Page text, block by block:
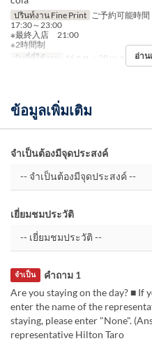
ปรินท์งาน Fine Print
ご予約可能時間
17:30～23:00
※最終入店 21:00
※2時間制
วันที่ที่ใช้งาน
16 ก.พ. ~ 28 เม.ย. มื้ออ
อ่าน
ข้อมูลเพิ่มเติม
จำเป็นต้องมีจุดประสงค์
เยี่ยมชมประวัติ
คำถาม 1
จำเป็น
Are you staying on the day? ■ If
enter the name of the
staying, please enter "None".
representative Hilton Taro